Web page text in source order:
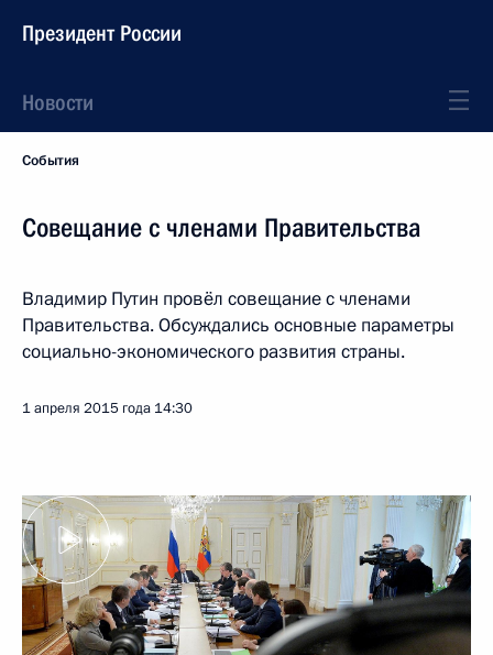
Президент России
Новости
События
Совещание с членами Правительства
Владимир Путин провёл совещание с членами
Правительства. Обсуждались основные параметры
социально-экономического развития страны.
1 апреля 2015 года 14:30